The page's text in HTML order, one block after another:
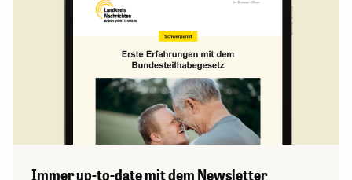
Immer up-to-date mit dem Newsletter